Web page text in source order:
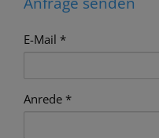
E-Mail
Anrede